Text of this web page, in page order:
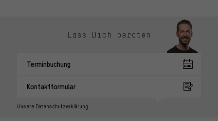
Lass Dich beraten
Terminbuchung
Kontaktformular
Unsere Datenschutzerklärung